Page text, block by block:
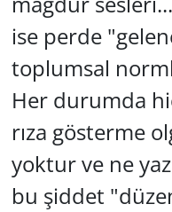
ise perde
toplumsal
Her durumda
rıza gösterme
yoktur ve ne
bu şiddet